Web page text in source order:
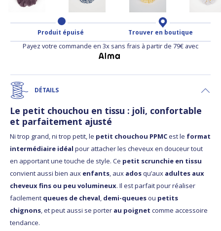
Produit épuisé Trouver en boutique
Payez votre commande en 3x sans frais à partir de 79€ avec
DÉTAILS
Le petit chouchou en tissu : joli, confortable
et parfaitement ajusté
Ni trop grand, ni trop petit, le petit chouchou PPMCest le format
intermédiaire idéal pour attacher les cheveux en douceur tout
en apportant une touche de style. Ce petit scrunchie en tissu
convient aussi bien aux enfants, aux adosqu’aux adultes aux
cheveux fins ou peu volumineux. Il est parfait pour réaliser
facilement queues de cheval, demi-queuesou petits
chignons, et peut aussi se porter au poignet comme accessoire
tendance.